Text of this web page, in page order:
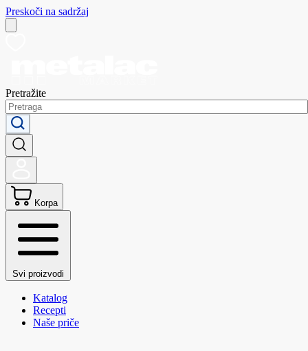
Preskoči na sadržaj
Pretražite
Korpa
Svi proizvodi
Katalog
Recepti
Naše priče